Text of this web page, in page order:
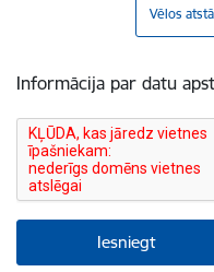
Vēlos
Informācija par datu